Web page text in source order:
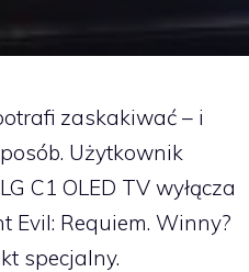
zaskakiwać – i
Użytkownik
C1 OLED TV wyłącza
Evil: Requiem. Winny?
specjalny.